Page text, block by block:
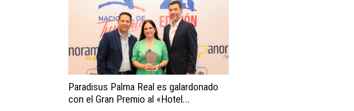
Paradisus Palma Real es galardonado
con el Gran Premio al «Hotel...